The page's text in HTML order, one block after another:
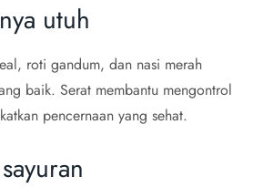
utuh
roti gandum, dan nasi merah
baik. Serat membantu mengontrol
pencernaan yang sehat.